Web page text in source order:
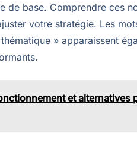
de base. Comprendre ces
votre stratégie. Les
» apparaissent
et alternatives